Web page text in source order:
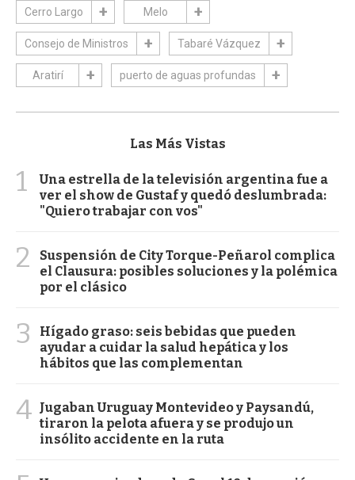
Cerro Largo Melo
Consejo de Ministros Tabaré Vázquez
Aratirí puerto de aguas profundas
Las Más Vistas
1
Una estrella de la televisión argentina fue a
ver el show de Gustaf y quedó deslumbrada:
"Quiero trabajar con vos"
2
Suspensión de City Torque-Peñarol complica
el Clausura: posibles soluciones y la polémica
por el clásico
3
Hígado graso: seis bebidas que pueden
ayudar a cuidar la salud hepática y los
hábitos que las complementan
4 Jugaban Uruguay Montevideo y Paysandú,
tiraron la pelota afuera y se produjo un
insólito accidente en la ruta